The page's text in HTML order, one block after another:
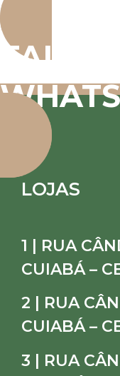
FALE
LOJAS
1 | RUA
CUIABÁ –
2 | RUA
CUIABÁ –
3 | RUA